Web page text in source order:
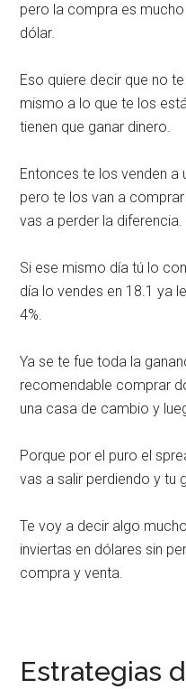
pero la compra es
dólar.
Eso quiere decir que no
mismo a lo que te los
tienen que ganar dinero.
Entonces te los venden
pero te los van a
vas a perder la diferencia.
Si ese mismo día tú lo
día lo vendes en 18.1 ya
4%.
Ya se te fue toda la
recomendable comprar
una casa de cambio y
Porque por el puro el
vas a salir perdiendo y tu
Te voy a decir algo
inviertas en dólares sin
compra y venta.
Estrategias